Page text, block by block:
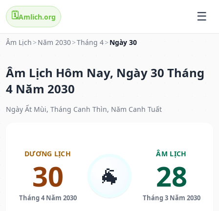
🗓️Amlich.org
Âm Lịch > Năm 2030>Tháng 4> Ngày 30
Âm Lịch Hôm Nay, Ngày 30 Tháng
4 Năm 2030
Ngày Ất Mùi, Tháng Canh Thìn, Năm Canh Tuất
DƯƠNG LỊCH
30
Tháng 4 Năm 2030
🐐
ÂM LỊCH
28
Tháng 3 Năm 2030